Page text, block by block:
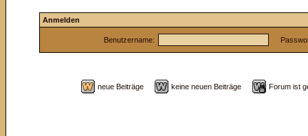
Anmelden
Benutzername:
neue Beiträge keine neuen Beiträge Forum ist